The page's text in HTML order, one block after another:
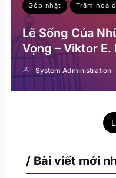
Góp nhặt Trăm hoa
Lẽ Sống Của
Vọng – Viktor E.
System Administration
/ Bài viết mới